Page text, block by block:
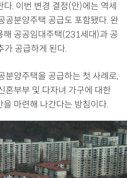
. 이번 변경 결정(안)에는 역세
공분양주택 공급도 포함됐다. 완
해 공공임대주택(231세대)과 공
공급하게 된다.
분양주택을 공급하는 첫 사례로,
혼부부 및 다자녀 가구에 대한
마련해 나간다는 방침이다.